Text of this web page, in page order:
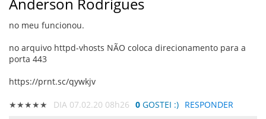
no meu funcionou.
no arquivo httpd-vhosts NÃO coloca direcionamento para a
porta 443
https://prnt.sc/qywkjv
★★★★★ DIA 07.02.20 08h26 0 GOSTEI :) RESPONDER